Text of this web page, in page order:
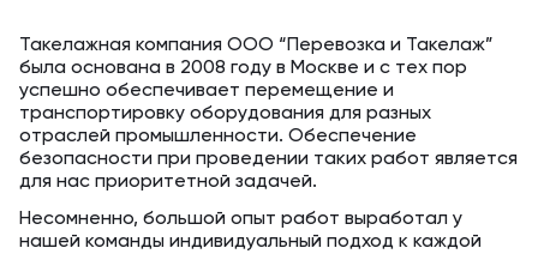
Такелажная компания ООО “Перевозка и Такелаж”
была основана в 2008 году в Москве и с тех пор
успешно обеспечивает перемещение и
транспортировку оборудования для разных
отраслей промышленности. Обеспечение
безопасности при проведении таких работ является
для нас приоритетной задачей.
Несомненно, большой опыт работ выработал у
нашей команды индивидуальный подход к каждой